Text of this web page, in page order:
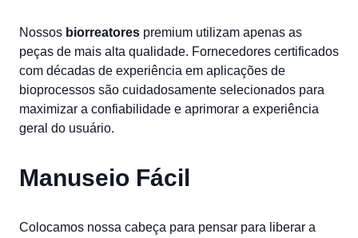
Nossos biorreatores premium utilizam apenas as
peças de mais alta qualidade. Fornecedores certificados
com décadas de experiência em aplicações de
bioprocessos são cuidadosamente selecionados para
maximizar a confiabilidade e aprimorar a experiência
geral do usuário.
Manuseio Fácil
Colocamos nossa cabeça para pensar para liberar a